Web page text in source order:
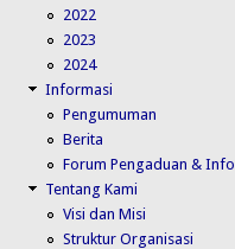
2022
2023
2024
Informasi
Pengumuman
Berita
Forum Pengaduan & Info
Tentang Kami
Visi dan Misi
Struktur Organisasi